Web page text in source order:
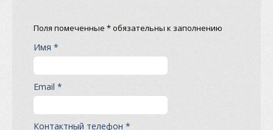
Поля помеченные * обязательны к заполнению
Имя *
Email *
Контактный телефон *